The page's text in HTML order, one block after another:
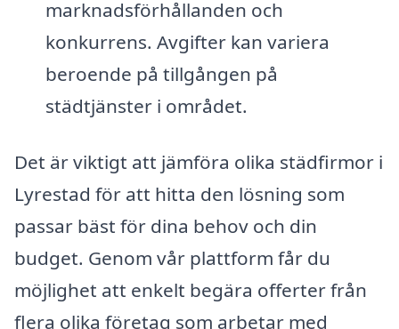
marknadsförhållanden och
konkurrens. Avgifter kan variera
beroende på tillgången på
städtjänster i området.
Det är viktigt att jämföra olika städfirmor i
Lyrestad för att hitta den lösning som
passar bäst för dina behov och din
budget. Genom vår plattform får du
möjlighet att enkelt begära offerter från
flera olika företag som arbetar med